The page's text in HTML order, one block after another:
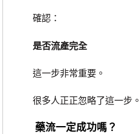
確認：
是否流產完全
這一步非常重要。
很多人正正忽略了這一步。
藥流一定成功嗎？